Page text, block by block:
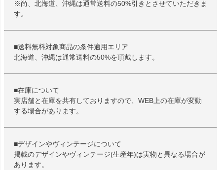
※尚、北海道、沖縄は通常送料の50%引きとさせていただきま
す。
■送料無料対象商品の条件適用エリア
北海道、沖縄は通常送料の50%を頂戴します。
■在庫について
実店舗と在庫を共有しておりますので、WEB上の在庫が変動
する場合があります。
■デザインやヴィンテージについて
掲載のデザインやヴィンテージ(生産年)は実物と異なる場合が
あります。